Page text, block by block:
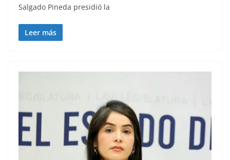
Salgado Pineda presidió la
Leer más